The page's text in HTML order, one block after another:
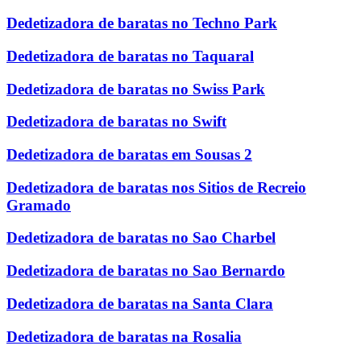
Dedetizadora de baratas no Techno Park
Dedetizadora de baratas no Taquaral
Dedetizadora de baratas no Swiss Park
Dedetizadora de baratas no Swift
Dedetizadora de baratas em Sousas 2
Dedetizadora de baratas nos Sitios de Recreio
Gramado
Dedetizadora de baratas no Sao Charbel
Dedetizadora de baratas no Sao Bernardo
Dedetizadora de baratas na Santa Clara
Dedetizadora de baratas na Rosalia